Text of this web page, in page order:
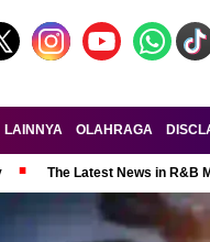
LAINNYA OLAHRAGA
The Latest News in R&B